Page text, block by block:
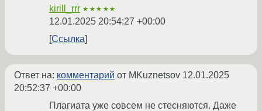
kirill_rrr ★★★★★
12.01.2025 20:54:27 +00:00
Ссылка
Ответ на: комментарий от MKuznetsov 12.01.2025
20:52:37 +00:00
Плагиата уже совсем не стесняются. Даже